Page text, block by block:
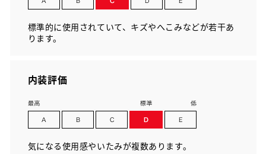
標準的に使用されていて、キズやへこみなどが若干あ
ります。
内装評価
気になる使用感やいたみが複数あります。